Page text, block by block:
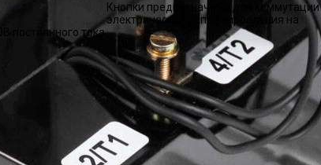
Кнопки предназначены для коммутации
электрических цепей управления на
постоянного тока.